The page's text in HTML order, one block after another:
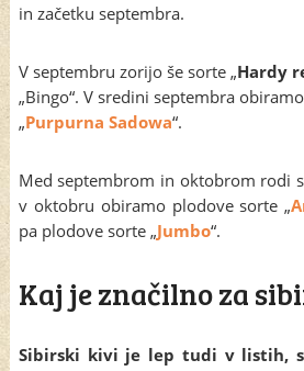
in začetku septembra.
V septembru zorijo še sorte „Hardy
„Bingo“. V sredini septembra
„Purpurna Sadowa“.
Med septembrom in oktobrom rodi
v oktobru obiramo plodove sorte „
pa plodove sorte „Jumbo“.
Kaj je značilno za
Sibirski kivi je lep tudi v listih,